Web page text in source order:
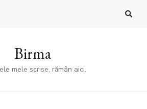
Birma
mele scrise, rămân aici.